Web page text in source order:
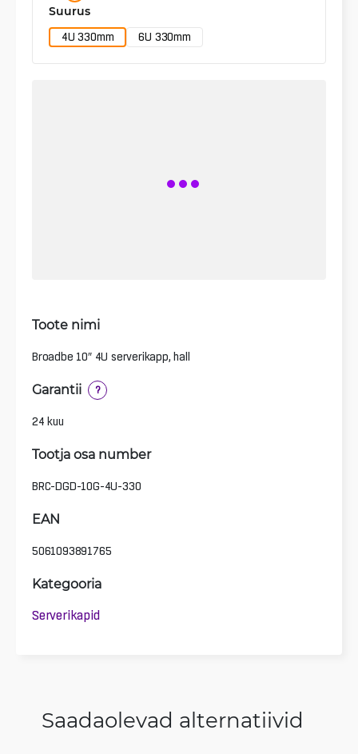
Suurus
4U 330mm 6U 330mm
Toote nimi
Broadbe 10″ 4U serverikapp, hall
Garantii ?
24 kuu
Tootja osa number
BRC-DGD-10G-4U-330
EAN
5061093891765
Kategooria
Serverikapid
Saadaolevad alternatiivid